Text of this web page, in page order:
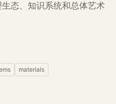
态、知识系统和总体艺术
materials